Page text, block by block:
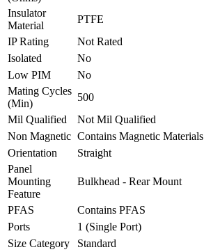
Insulator
Material
PTFE
IP Rating
Not Rated
Isolated
No
Low PIM
No
Mating Cycles
(Min)
500
Mil Qualified
Not Mil Qualified
Non Magnetic Contains Magnetic Materials
Orientation
Straight
Panel
Mounting
Feature
Bulkhead - Rear Mount
PFAS
Contains PFAS
Ports
1 (Single Port)
Size Category
Standard